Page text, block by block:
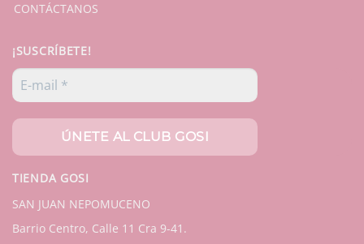
CONTÁCTANOS
¡SUSCRÍBETE!
TIENDA GOSI
SAN JUAN NEPOMUCENO
Barrio Centro, Calle 11 Cra 9-41.